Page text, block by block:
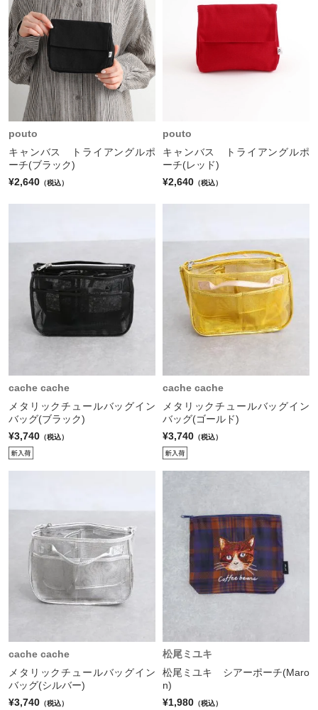
pouto
キャンバス トライアングルポ
ーチ(ブラック)
¥2,640 （税込）
pouto
キャンバス トライアングルポ
ーチ(レッド)
¥2,640 （税込）
cache cache
メタリックチュールバッグイン
バッグ(ブラック)
¥3,740 （税込）
cache cache
メタリックチュールバッグイン
バッグ(ゴールド)
¥3,740 （税込）
cache cache
メタリックチュールバッグイン
バッグ(シルバー)
¥3,740 （税込）
松尾ミユキ
松尾ミユキ シアーポーチ(Maro
n)
¥1,980 （税込）